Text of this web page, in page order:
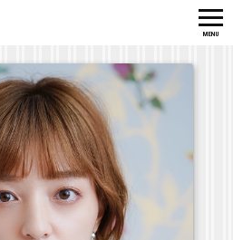
MENU
MENU
STAFF
CAMPAIGN
SCALP CARE
ACCESS